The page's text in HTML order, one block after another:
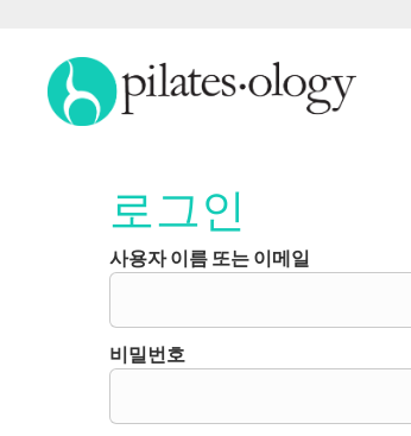
로그인
사용자 이름 또는 이메일
비밀번호